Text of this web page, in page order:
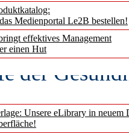
Medienportal Le2B bestellen!
effektives Management
einen Hut
Unsere eLibrary in neuem
der